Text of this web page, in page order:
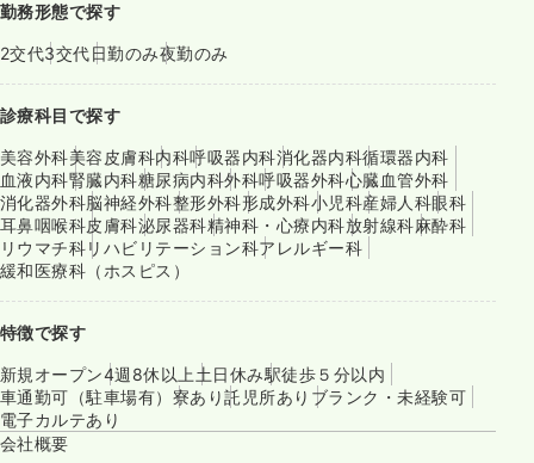
勤務形態で探す
2交代3交代日勤のみ夜勤のみ
診療科目で探す
美容外科美容皮膚科内科呼吸器内科消化器内科循環器内科
血液内科腎臓内科糖尿病内科外科呼吸器外科心臓血管外科
消化器外科脳神経外科整形外科形成外科小児科産婦人科眼科
耳鼻咽喉科皮膚科泌尿器科精神科・心療内科放射線科麻酔科
リウマチ科リハビリテーション科アレルギー科
緩和医療科（ホスピス）
特徴で探す
新規オープン4週8休以上 土日休み駅徒歩５分以内
車通勤可（駐車場有） 寮あり託児所あり ブランク・未経験可
電子カルテあり
会社概要